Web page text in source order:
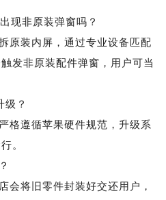
现非原装弹窗吗？
原装内屏，通过专业设备匹配
发非原装配件弹窗，用户可当
级？
格遵循苹果硬件规范，升级系
。
会将旧零件封装好交还用户，